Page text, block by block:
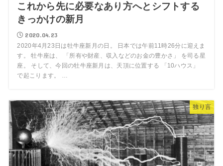
これから先に必要なあり方へとシフトする
きっかけの新月
2020.04.23
2020年4月23日は牡牛座新月の日。 日本では午前11時26分に迎えま
す。 牡牛座は、 「所有や財産、収入などのお金の豊かさ」 を司る星
座。 そして、今回の牡牛座新月は、天頂に位置する 「10ハウス」
で起こります。 …
独り言